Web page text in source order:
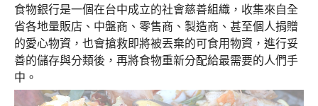
食物銀行是一個在台中成立的社會慈善組織，收集來自全
省各地量販店、中盤商、零售商、製造商、甚至個人捐贈
的愛心物資，也會搶救即將被丟棄的可食用物資，進行妥
善的儲存與分類後，再將食物重新分配給最需要的人們手
中。